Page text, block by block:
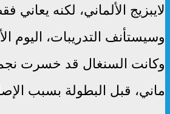
لايبزيج الألماني، لكنه
وسيستأنف التدريبات، اليوم
وكانت السنغال قد خسرت
ماني، قبل البطولة بسبب